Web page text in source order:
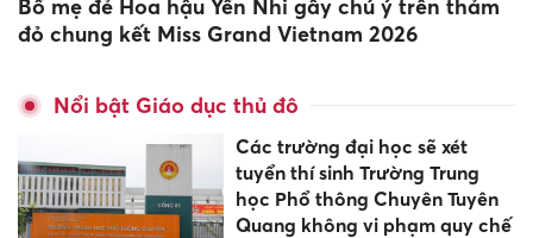
Bố mẹ đẻ Hoa hậu Yến Nhi gây chú ý trên thảm
đỏ chung kết Miss Grand Vietnam 2026
Nổi bật Giáo dục thủ đô
Các trường đại học sẽ xét
tuyển thí sinh Trường Trung
học Phổ thông Chuyên Tuyên
Quang không vi phạm quy chế